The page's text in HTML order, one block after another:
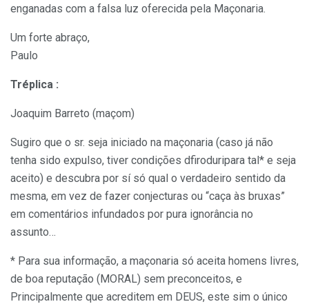
enganadas com a falsa luz oferecida pela Maçonaria.
Um forte abraço,
Paulo
Tréplica :
Joaquim Barreto (maçom)
Sugiro que o sr. seja iniciado na maçonaria (caso já não
tenha sido expulso, tiver condições dfiroduripara tal* e seja
aceito) e descubra por sí só qual o verdadeiro sentido da
mesma, em vez de fazer conjecturas ou “caça às bruxas”
em comentários infundados por pura ignorância no
assunto…
* Para sua informação, a maçonaria só aceita homens livres,
de boa reputação (MORAL) sem preconceitos, e
Principalmente que acreditem em DEUS, este sim o único